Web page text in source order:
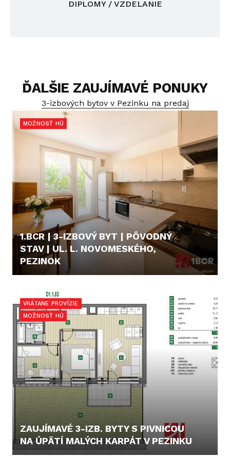
DIPLOMY / VZDELANIE
ĎALŠIE ZAUJÍMAVÉ PONUKY
3-izbových bytov v Pezinku na predaj
MOŽNOSŤ HÚ
1.BCR | 3-IZBOVÝ BYT | PÔVODNÝ
STAV | UL. L. NOVOMESKÉHO,
PEZINOK
VRÁTANE PROVÍZIE
MOŽNOSŤ HÚ
ZAUJÍMAVÉ 3-IZB. BYTY S PIVNICOU
NA ÚPÄTÍ MALÝCH KARPÁT V PEZINKU